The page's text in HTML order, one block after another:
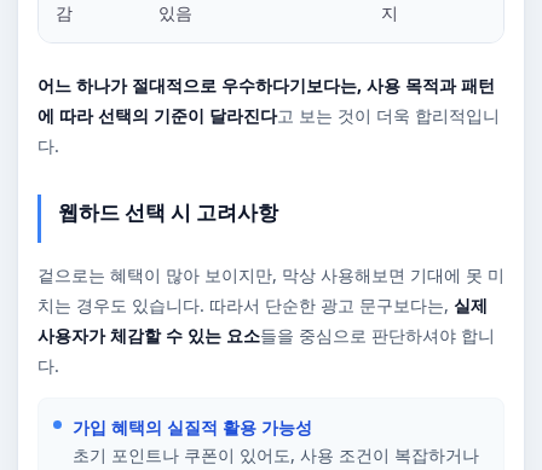
감
있음
지
어느 하나가 절대적으로 우수하다기보다는, 사용 목적과 패턴
에 따라 선택의 기준이 달라진다고 보는 것이 더욱 합리적입니
다.
웹하드 선택 시 고려사항
겉으로는 혜택이 많아 보이지만, 막상 사용해보면 기대에 못 미
치는 경우도 있습니다. 따라서 단순한 광고 문구보다는, 실제
사용자가 체감할 수 있는 요소들을 중심으로 판단하셔야 합니
다.
가입 혜택의 실질적 활용 가능성
초기 포인트나 쿠폰이 있어도, 사용 조건이 복잡하거나